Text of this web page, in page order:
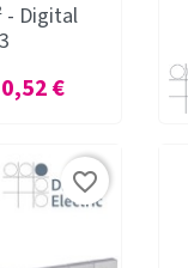
- Digital
Prix
0,52 €
favorite_border